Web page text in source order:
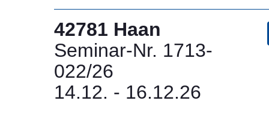
42781 Haan
Seminar-Nr. 1713-
022/26
14.12. - 16.12.26